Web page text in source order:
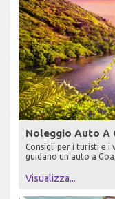
Noleggio Auto A
Consigli per i turisti e
guidano un'auto a
Visualizza...